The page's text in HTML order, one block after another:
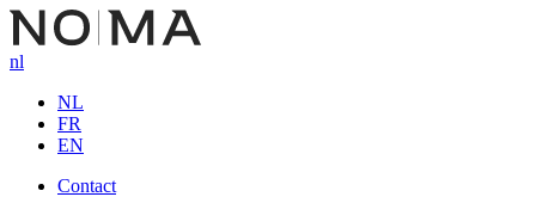
Overslaan
en
naar
inhoud
gaan
nl
NL
FR
EN
Contact